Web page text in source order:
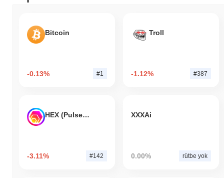
Bitcoin
-0.13% #1
Troll
-1.12% #387
HEX (Pulsechain)
-3.11% #142
XXXAi
0.00% rütbe yok